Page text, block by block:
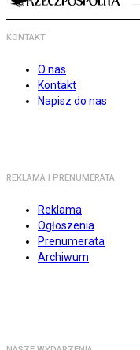
KONTAKT
O nas
Kontakt
Napisz do nas
REKLAMA I PRENUMERATA
Reklama
Ogłoszenia
Prenumerata
Archiwum